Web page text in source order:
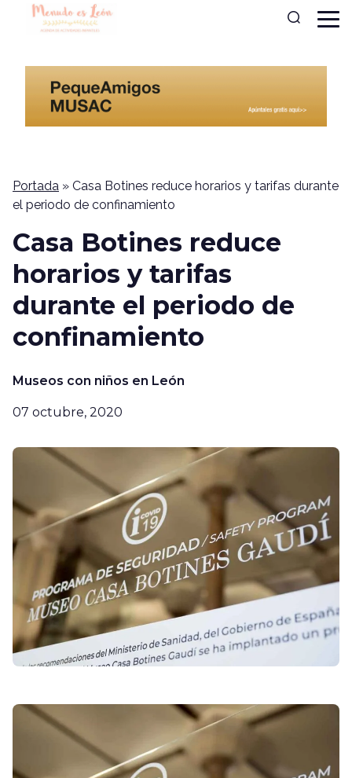
Portada » Casa Botines reduce horarios y tarifas durante
el periodo de confinamiento
Casa Botines reduce
horarios y tarifas
durante el periodo de
confinamiento
Museos con niños en León
07 octubre, 2020